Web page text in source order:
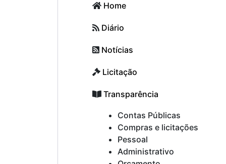
Home
Diário
Notícias
Licitação
Transparência
Contas Públicas
Compras e licitações
Pessoal
Administrativo